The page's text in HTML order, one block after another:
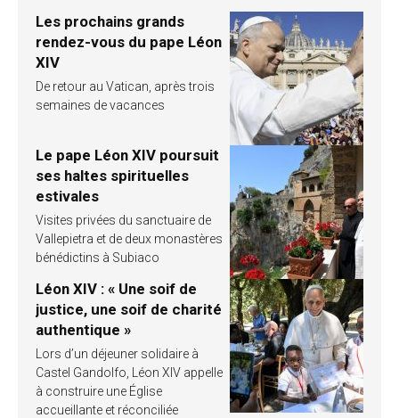
Les prochains grands
rendez-vous du pape Léon
XIV
De retour au Vatican, après trois
semaines de vacances
Le pape Léon XIV poursuit
ses haltes spirituelles
estivales
Visites privées du sanctuaire de
Vallepietra et de deux monastères
bénédictins à Subiaco
Léon XIV : « Une soif de
justice, une soif de charité
authentique »
Lors d’un déjeuner solidaire à
Castel Gandolfo, Léon XIV appelle
à construire une Église
accueillante et réconciliée